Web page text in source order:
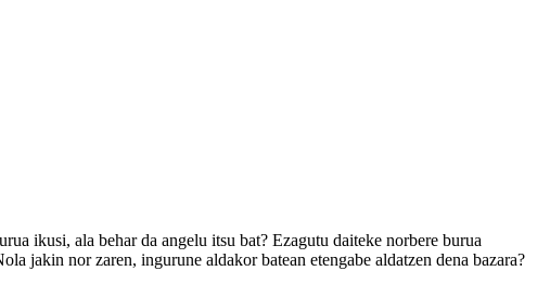
ikusi, ala behar da angelu itsu bat? Ezagutu daiteke norbere burua
jakin nor zaren, ingurune aldakor batean etengabe aldatzen dena bazara?